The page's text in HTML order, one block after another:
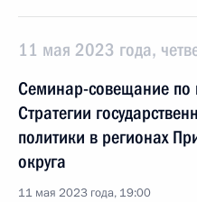
11 мая 2023 года,
Семинар-совещание по
Стратегии
политики в регионах
округа
11 мая 2023 года, 19:00